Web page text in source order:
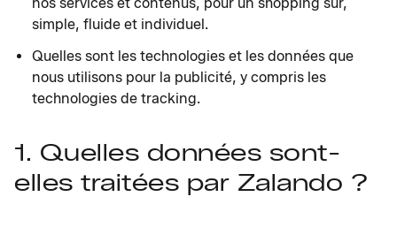
simple, fluide et individuel.
Quelles sont les technologies et les données que
nous utilisons pour la publicité, y compris les
technologies de tracking.
1. Quelles données sont-
elles traitées par Zalando ?